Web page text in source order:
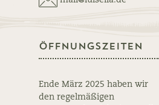
Öffnungszeiten
Ende März 2025 haben wir
den regelmäßigen